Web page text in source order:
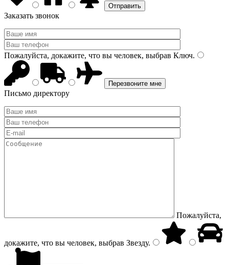
Заказать звонок
Пожалуйста, докажите, что вы человек, выбрав Ключ.
Письмо директору
Пожалуйста,
докажите, что вы человек, выбрав Звезду.